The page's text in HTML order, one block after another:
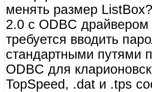
менять размер
2.0 с ODBC
требуется вводить
стандартными путями
ODBC для
TopSpeed, .dat и .tps